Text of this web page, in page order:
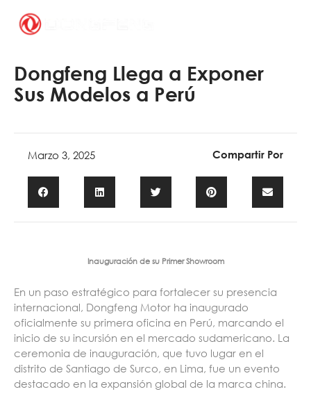
contenido
Dongfeng Llega a Exponer
Sus Modelos a Perú
Marzo 3, 2025 Compartir Por
Inauguración de su Primer Showroom
En un paso estratégico para fortalecer su presencia
internacional, Dongfeng Motor ha inaugurado
oficialmente su primera oficina en Perú, marcando el
inicio de su incursión en el mercado sudamericano. La
ceremonia de inauguración, que tuvo lugar en el
distrito de Santiago de Surco, en Lima, fue un evento
destacado en la expansión global de la marca china.